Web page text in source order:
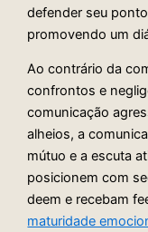
defender seu
promovendo um
Ao contrário da
confrontos e
comunicação
alheios, a
mútuo e a escuta
posicionem com
deem e recebam
maturidade